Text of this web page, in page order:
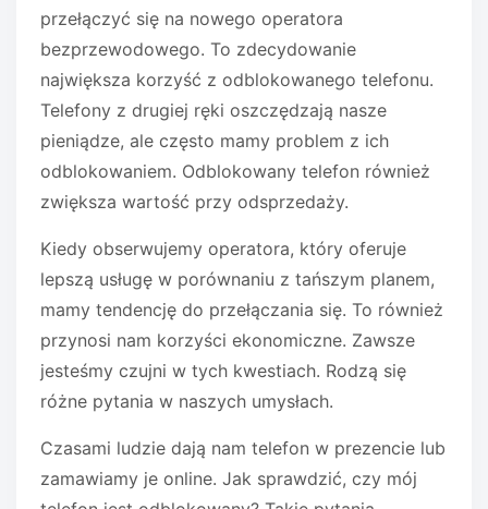
przełączyć się na nowego operatora
bezprzewodowego. To zdecydowanie
największa korzyść z odblokowanego telefonu.
Telefony z drugiej ręki oszczędzają nasze
pieniądze, ale często mamy problem z ich
odblokowaniem. Odblokowany telefon również
zwiększa wartość przy odsprzedaży.
Kiedy obserwujemy operatora, który oferuje
lepszą usługę w porównaniu z tańszym planem,
mamy tendencję do przełączania się. To również
przynosi nam korzyści ekonomiczne. Zawsze
jesteśmy czujni w tych kwestiach. Rodzą się
różne pytania w naszych umysłach.
Czasami ludzie dają nam telefon w prezencie lub
zamawiamy je online. Jak sprawdzić, czy mój